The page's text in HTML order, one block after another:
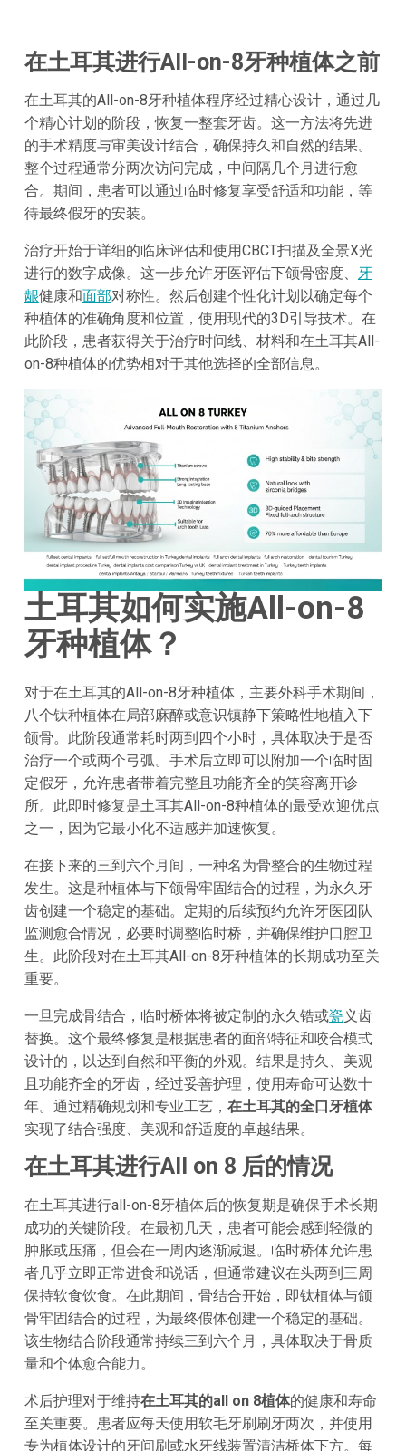
在土耳其进行All-on-8牙种植体之前
在土耳其的All-on-8牙种植体程序经过精心设计，通过几
个精心计划的阶段，恢复一整套牙齿。这一方法将先进
的手术精度与审美设计结合，确保持久和自然的结果。
整个过程通常分两次访问完成，中间隔几个月进行愈
合。期间，患者可以通过临时修复享受舒适和功能，等
待最终假牙的安装。
治疗开始于详细的临床评估和使用CBCT扫描及全景X光
进行的数字成像。这一步允许牙医评估下颌骨密度、 牙
龈健康和面部对称性。然后创建个性化计划以确定每个
种植体的准确角度和位置，使用现代的3D引导技术。在
此阶段，患者获得关于治疗时间线、材料和在土耳其All-
on-8种植体的优势相对于其他选择的全部信息。
土耳其如何实施All-on-8
牙种植体？
对于在土耳其的All-on-8牙种植体，主要外科手术期间，
八个钛种植体在局部麻醉或意识镇静下策略性地植入下
颌骨。此阶段通常耗时两到四个小时，具体取决于是否
治疗一个或两个弓弧。手术后立即可以附加一个临时固
定假牙，允许患者带着完整且功能齐全的笑容离开诊
所。此即时修复是土耳其All-on-8种植体的最受欢迎优点
之一，因为它最小化不适感并加速恢复。
在接下来的三到六个月间，一种名为骨整合的生物过程
发生。这是种植体与下颌骨牢固结合的过程，为永久牙
齿创建一个稳定的基础。定期的后续预约允许牙医团队
监测愈合情况，必要时调整临时桥，并确保维护口腔卫
生。此阶段对在土耳其All-on-8牙种植体的长期成功至关
重要。
一旦完成骨结合，临时桥体将被定制的永久锆或瓷义齿
替换。这个最终修复是根据患者的面部特征和咬合模式
设计的，以达到自然和平衡的外观。结果是持久、美观
且功能齐全的牙齿，经过妥善护理，使用寿命可达数十
年。通过精确规划和专业工艺， 在土耳其的全口牙植体
实现了结合强度、美观和舒适度的卓越结果。
在土耳其进行All on 8 后的情况
在土耳其进行all-on-8牙植体后的恢复期是确保手术长期
成功的关键阶段。在最初几天，患者可能会感到轻微的
肿胀或压痛，但会在一周内逐渐减退。临时桥体允许患
者几乎立即正常进食和说话，但通常建议在头两到三周
保持软食饮食。在此期间，骨结合开始，即钛植体与颌
骨牢固结合的过程，为最终假体创建一个稳定的基础。
该生物结合阶段通常持续三到六个月，具体取决于骨质
量和个体愈合能力。
术后护理对于维持在土耳其的all on 8植体的健康和寿命
至关重要。患者应每天使用软毛牙刷刷牙两次，并使用
专为植体设计的牙间刷或水牙线装置清洁桥体下方。每